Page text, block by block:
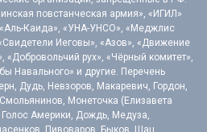
повстанческая армия», «ИГИЛ»
Каида», «УНА-УНСО», «Меджлис
Иеговы», «Азов», «Движение
«Добровольчий рух», «Чёрный комитет»,
Навального» и другие. Перечень
Дудь, Невзоров, Макаревич, Гордон,
Монеточка (Елизавета
Америки, Дождь, Медуза,
Пивоваров, Быков, Шац,